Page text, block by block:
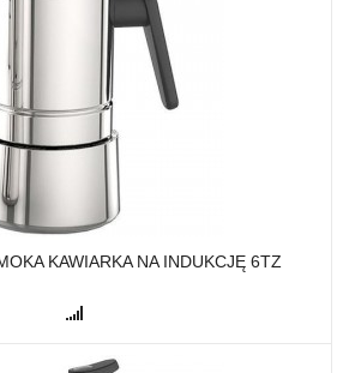
KAWIARKA NA INDUKCJĘ 6TZ